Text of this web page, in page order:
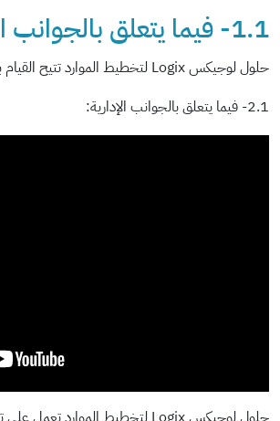
1.1- فيما يتعلق بالجوانب المالية:
حلول لوجيكس Logix لتخطيط الموارد تتيح القيام بإدارة شاملة للميزانيات، كما أنها تتيح القيام بتتبع النفقات والإيرادات بدقة وكذلك تقديم تقارير مالية دقيقة ومفصلة.
2.1- فيما يتعلق بالجوانب الإدارية: